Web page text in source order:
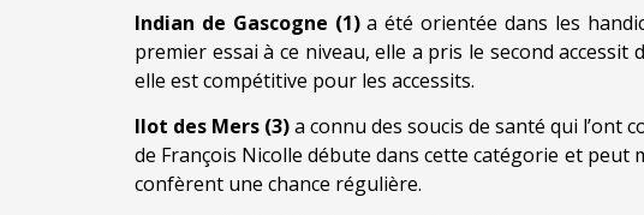
Indian de Gascogne (1)a été orientée dans les
premier essai à ce niveau, elle a pris le second
elle est compétitive pour les accessits.
Ilot des Mers (3)a connu des soucis de santé qui l’ont
de François Nicolle débute dans cette catégorie et peut
confèrent une chance régulière.